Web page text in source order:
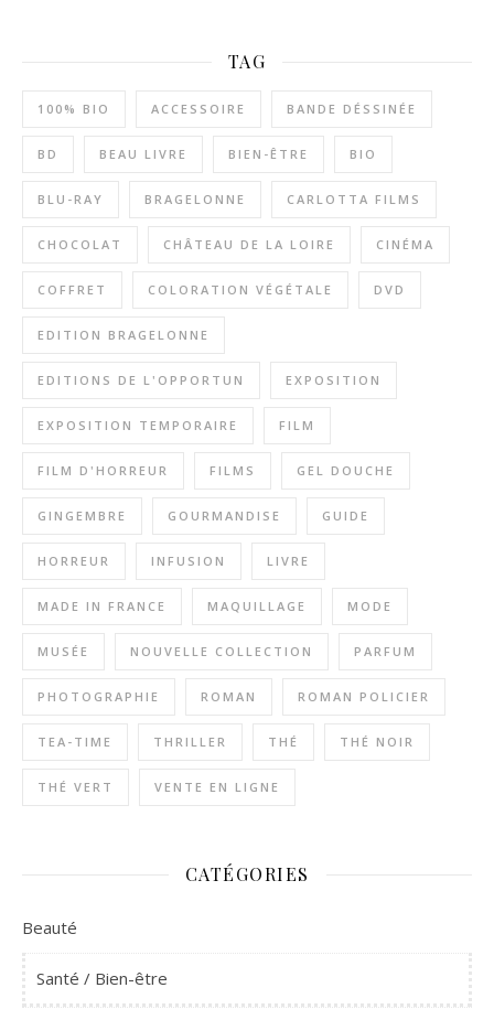
TAG
100% BIO ACCESSOIRE BANDE DÉSSINÉE
BD BEAU LIVRE BIEN-ÊTRE BIO
BLU-RAY BRAGELONNE CARLOTTA FILMS
CHOCOLAT CHÂTEAU DE LA LOIRE CINÉMA
COFFRET COLORATION VÉGÉTALE DVD
EDITION BRAGELONNE
EDITIONS DE L'OPPORTUN EXPOSITION
EXPOSITION TEMPORAIRE FILM
FILM D'HORREUR FILMS GEL DOUCHE
GINGEMBRE GOURMANDISE GUIDE
HORREUR INFUSION LIVRE
MADE IN FRANCE MAQUILLAGE MODE
MUSÉE NOUVELLE COLLECTION PARFUM
PHOTOGRAPHIE ROMAN ROMAN POLICIER
TEA-TIME THRILLER THÉ THÉ NOIR
THÉ VERT VENTE EN LIGNE
CATÉGORIES
Beauté
Santé / Bien-être